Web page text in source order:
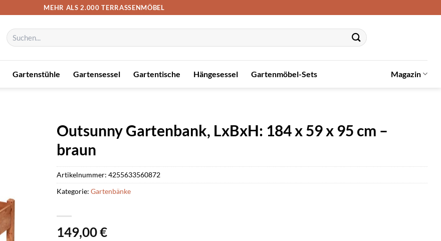
MEHR ALS 2.000 TERRASSENMÖBEL
Suchen
nach:
Gartenstühle Gartensessel Gartentische Hängesessel Gartenmöbel-Sets Magazin
Outsunny Gartenbank, LxBxH: 184 x 59 x 95 cm –
braun
149,00€
Artikelnummer: 4255633560872
Kategorie: Gartenbänke